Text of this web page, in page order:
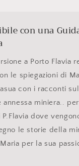
con una
a Porto Flavia
le spiegazioni di
con i racconti
annessa miniera..
dove
le storie della
per la sua